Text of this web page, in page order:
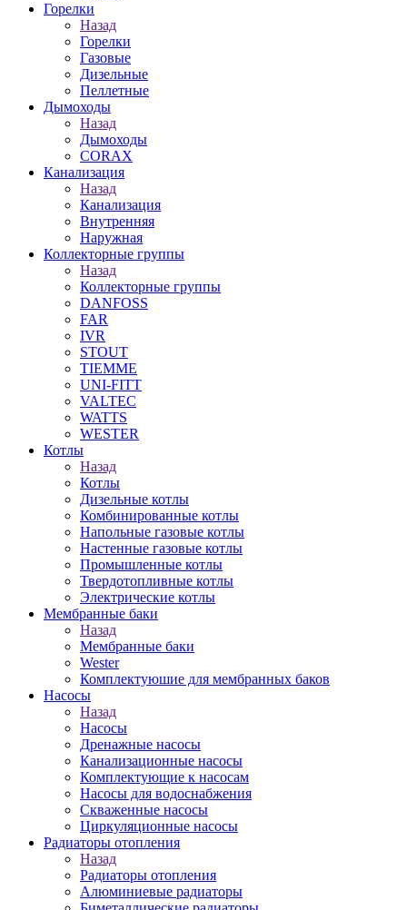
Горелки
Назад
Горелки
Газовые
Дизельные
Пеллетные
Дымоходы
Назад
Дымоходы
CORAX
Канализация
Назад
Канализация
Внутренняя
Наружная
Коллекторные группы
Назад
Коллекторные группы
DANFOSS
FAR
IVR
STOUT
TIEMME
UNI-FITT
VALTEC
WATTS
WESTER
Котлы
Назад
Котлы
Дизельные котлы
Комбинированные котлы
Напольные газовые котлы
Настенные газовые котлы
Промышленные котлы
Твердотопливные котлы
Электрические котлы
Мембранные баки
Назад
Мембранные баки
Wester
Комплектуюшие для мембранных баков
Насосы
Назад
Насосы
Дренажные насосы
Канализационные насосы
Комплектующие к насосам
Насосы для водоснабжения
Скваженные насосы
Циркуляционные насосы
Радиаторы отопления
Назад
Радиаторы отопления
Алюминиевые радиаторы